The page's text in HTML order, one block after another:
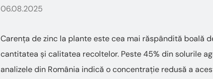
06.08.2025
Carența de zinc la plante este cea mai răspândită boală
cantitatea și calitatea recoltelor. Peste 45% din solurile
analizele din România indică o concentrație redusă a